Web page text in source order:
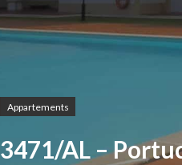
Appartements
3471/AL –